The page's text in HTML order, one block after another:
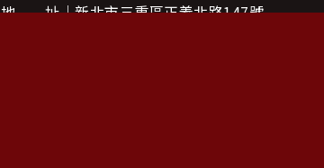
地 址
新北市三重區正義北路147號